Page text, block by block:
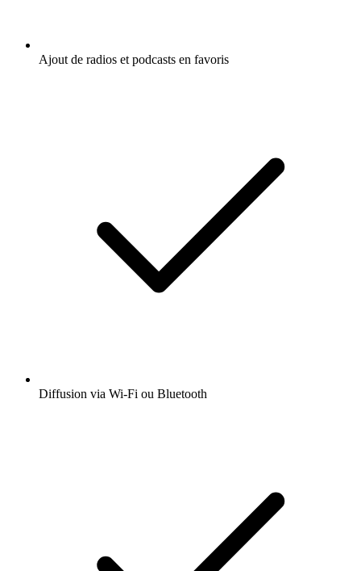
Ajout de radios et podcasts en favoris
Diffusion via Wi-Fi ou Bluetooth